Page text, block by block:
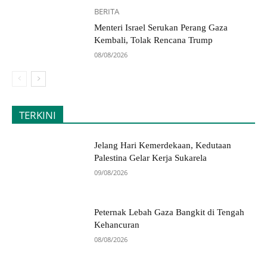
BERITA
Menteri Israel Serukan Perang Gaza
Kembali, Tolak Rencana Trump
08/08/2026
TERKINI
Jelang Hari Kemerdekaan, Kedutaan
Palestina Gelar Kerja Sukarela
09/08/2026
Peternak Lebah Gaza Bangkit di Tengah
Kehancuran
08/08/2026